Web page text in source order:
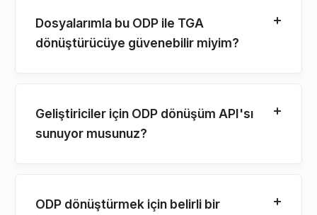
Dosyalarımla bu ODP ile TGA
dönüştürücüye güvenebilir miyim?
Geliştiriciler için ODP dönüşüm API'sı
sunuyor musunuz?
ODP dönüştürmek için belirli bir